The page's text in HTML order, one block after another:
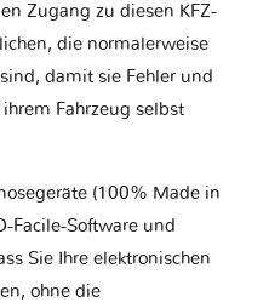
Zugang zu diesen KFZ-
die normalerweise
damit sie Fehler und
Fahrzeug selbst
(100% Made in
Facile-Software und
Sie Ihre elektronischen
ohne die